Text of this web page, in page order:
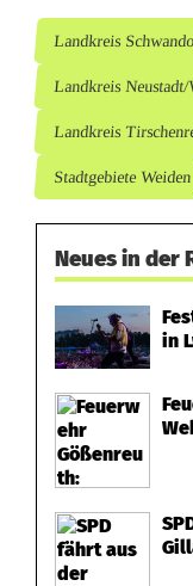
Landkreis
Landkreis
Landkreis
Stadtgebiete Weiden
Neues in der
in